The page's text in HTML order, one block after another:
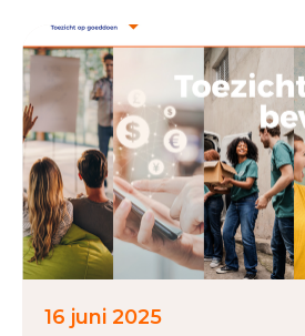
16 juni 2025